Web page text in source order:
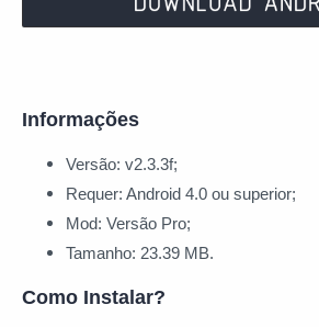
Informações
Versão: v2.3.3f;
Requer: Android 4.0 ou superior;
Mod: Versão Pro;
Tamanho: 23.39 MB.
Como Instalar?